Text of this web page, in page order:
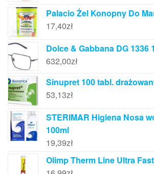
Palacio Żel Konopny Do
17,40zł
Dolce & Gabbana DG 1336
632,00zł
Sinupret 100 tabl.
53,13zł
STERIMAR Higiena Nosa
100ml
19,39zł
Olimp Therm Line Ultra